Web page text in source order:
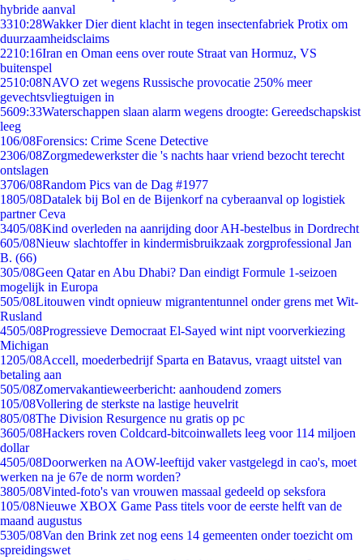
hybride aanval
3310:28Wakker Dier dient klacht in tegen insectenfabriek Protix om
duurzaamheidsclaims
2210:16Iran en Oman eens over route Straat van Hormuz, VS
buitenspel
2510:08NAVO zet wegens Russische provocatie 250% meer
gevechtsvliegtuigen in
5609:33Waterschappen slaan alarm wegens droogte: Gereedschapskist
leeg
106/08Forensics: Crime Scene Detective
2306/08Zorgmedewerkster die 's nachts haar vriend bezocht terecht
ontslagen
3706/08Random Pics van de Dag #1977
1805/08Datalek bij Bol en de Bijenkorf na cyberaanval op logistiek
partner Ceva
3405/08Kind overleden na aanrijding door AH-bestelbus in Dordrecht
605/08Nieuw slachtoffer in kindermisbruikzaak zorgprofessional Jan
B. (66)
305/08Geen Qatar en Abu Dhabi? Dan eindigt Formule 1-seizoen
mogelijk in Europa
505/08Litouwen vindt opnieuw migrantentunnel onder grens met Wit-
Rusland
4505/08Progressieve Democraat El-Sayed wint nipt voorverkiezing
Michigan
1205/08Accell, moederbedrijf Sparta en Batavus, vraagt uitstel van
betaling aan
505/08Zomervakantieweerbericht: aanhoudend zomers
105/08Vollering de sterkste na lastige heuvelrit
805/08The Division Resurgence nu gratis op pc
3605/08Hackers roven Coldcard-bitcoinwallets leeg voor 114 miljoen
dollar
4505/08Doorwerken na AOW-leeftijd vaker vastgelegd in cao's, moet
werken na je 67e de norm worden?
3805/08Vinted-foto's van vrouwen massaal gedeeld op seksfora
105/08Nieuwe XBOX Game Pass titels voor de eerste helft van de
maand augustus
5305/08Van den Brink zet nog eens 14 gemeenten onder toezicht om
spreidingswet